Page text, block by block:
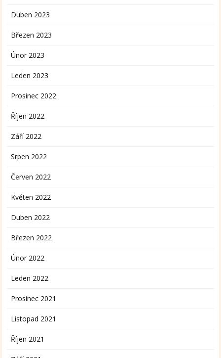
Duben 2023
Březen 2023
Únor 2023
Leden 2023
Prosinec 2022
Říjen 2022
Září 2022
Srpen 2022
Červen 2022
Květen 2022
Duben 2022
Březen 2022
Únor 2022
Leden 2022
Prosinec 2021
Listopad 2021
Říjen 2021